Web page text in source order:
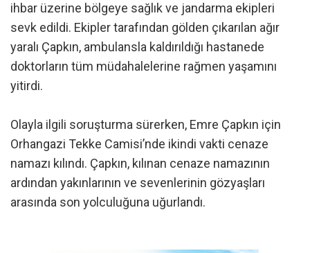
ihbar üzerine bölgeye sağlık ve jandarma ekipleri
sevk edildi. Ekipler tarafından gölden çıkarılan ağır
yaralı Çapkın, ambulansla kaldırıldığı hastanede
doktorların tüm müdahalelerine rağmen yaşamını
yitirdi.
Olayla ilgili soruşturma sürerken, Emre Çapkın için
Orhangazi Tekke Camisi’nde ikindi vakti cenaze
namazı kılındı. Çapkın, kılınan cenaze namazının
ardından yakınlarının ve sevenlerinin gözyaşları
arasında son yolculuğuna uğurlandı.